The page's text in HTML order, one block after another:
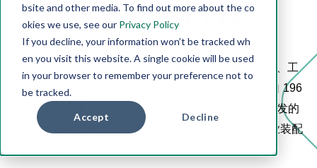
bsite and other media. To find out more about the co
okies we use, see our Privacy Policy
If you decline, your information won’t be tracked wh
en you visit this website. A single cookie will be used
in your browser to remember your preference not to
be tracked.
Accept Decline
About Us
Uson 一直致力于为医疗器械、汽车、电动汽车、工
业和包装行业提供泄漏检测设备和解决方案。自 196
3 年以来，Uson 就采用了我们最初为 NASA 开发的
泄漏检测技术，并将其应用于广泛的自动化工业装配